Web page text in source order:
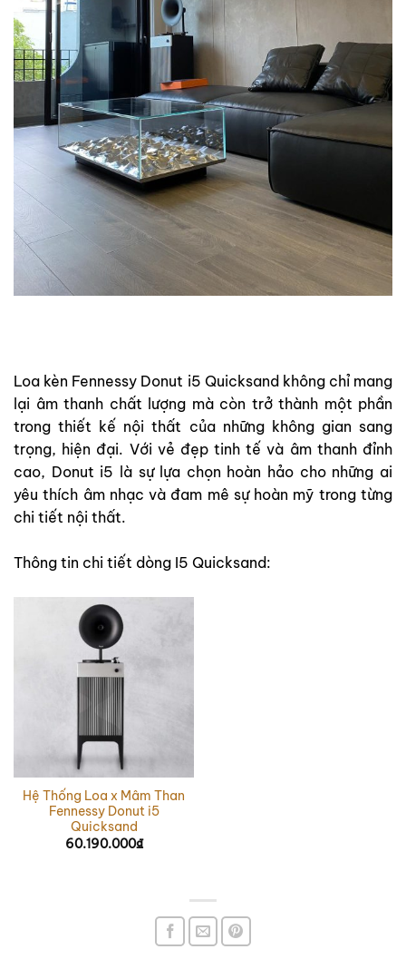
Loa kèn Fennessy Donut i5 Quicksand không chỉ mang
lại âm thanh chất lượng mà còn trở thành một phần
trong thiết kế nội thất của những không gian sang
trọng, hiện đại. Với vẻ đẹp tinh tế và âm thanh đỉnh
cao, Donut i5 là sự lựa chọn hoàn hảo cho những ai
yêu thích âm nhạc và đam mê sự hoàn mỹ trong từng
chi tiết nội thất.
Thông tin chi tiết dòng I5 Quicksand:
Hệ Thống Loa x Mâm Than
Fennessy Donut i5
Quicksand
60.190.000₫